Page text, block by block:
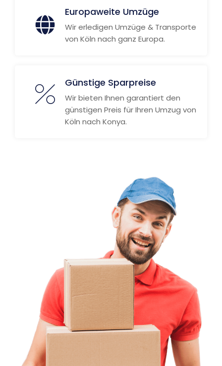
Europaweite Umzüge
Wir erledigen Umzüge & Transporte
von Köln nach ganz Europa.
Günstige Sparpreise
Wir bieten Ihnen garantiert den
günstigen Preis für Ihren Umzug von
Köln nach Konya.